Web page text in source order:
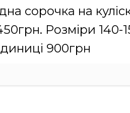
сорочка на
Розміри 140-
900грн